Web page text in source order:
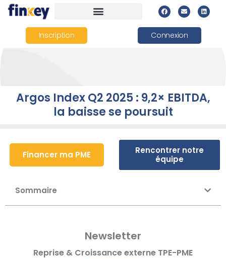
Inscription Connexion
Argos Index Q2 2025 : 9,2× EBITDA,
la baisse se poursuit
Financer ma PME
Rencontrer notre
équipe
Sommaire
Newsletter
Reprise & Croissance externe TPE-PME